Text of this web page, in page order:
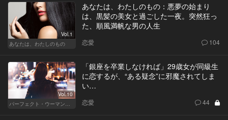
Vol.1
あなたは、わたしのもの
あなたは、わたしのもの：悪夢の始まり
は、黒髪の美女と過ごした一夜。突然狂っ
た、順風満帆な男の人生
恋愛 104
Vol.10
パーフェクト・ウーマン～都心5区の女たち～
「銀座を卒業しなければ」29歳女が同級生
に恋するが、“ある疑念”に邪魔されてしま
い…
恋愛 44